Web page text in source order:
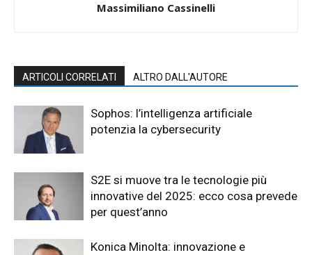
Massimiliano Cassinelli
ARTICOLI CORRELATI ALTRO DALL'AUTORE
Sophos: l’intelligenza artificiale
potenzia la cybersecurity
S2E si muove tra le tecnologie più
innovative del 2025: ecco cosa prevede
per quest’anno
Konica Minolta: innovazione e